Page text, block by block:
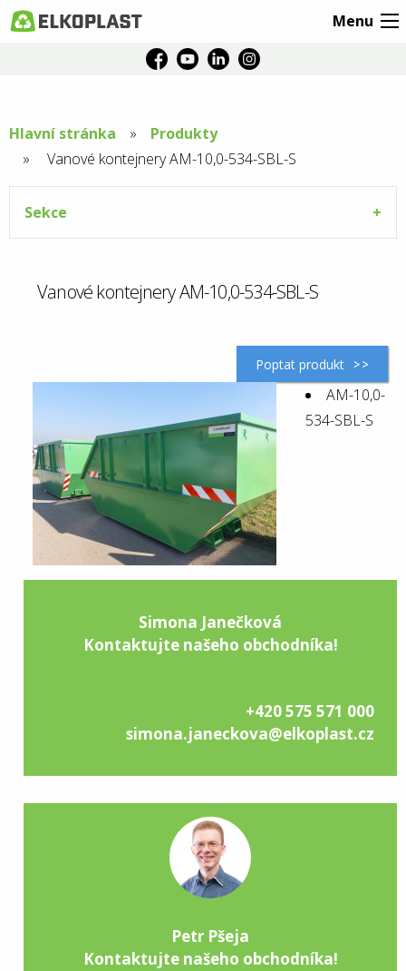
Menu
Hlavní stránka
Produkty
Aktuální
stránka:
Vanové kontejnery AM-10,0-534-SBL-S
Sekce
Vanové kontejnery AM-10,0-534-SBL-S
Poptat produkt
AM-10,0-
534-SBL-S
Simona Janečková
Kontaktujte našeho obchodníka!
+420 575 571 000
simona.janeckova@elkoplast.cz
Petr Pšeja
Kontaktujte našeho obchodníka!